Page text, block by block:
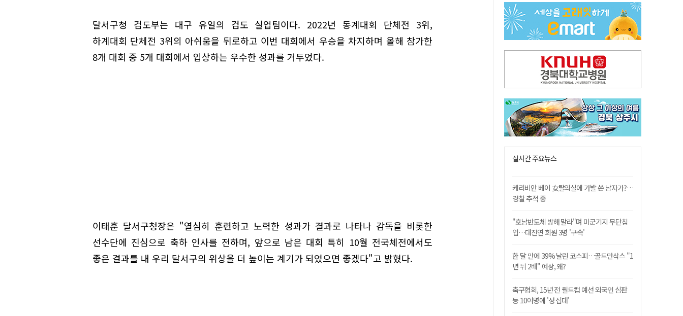
달서구청 검도부는 대구 유일의 검도 실업팀이다. 2022년 동계대회 단체전 3위,
하계대회 단체전 3위의 아쉬움을 뒤로하고 이번 대회에서 우승을 차지하며 올해 참가한
8개 대회 중 5개 대회에서 입상하는 우수한 성과를 거두었다.
이태훈 달서구청장은 "열심히 훈련하고 노력한 성과가 결과로 나타나 감독을 비롯한
선수단에 진심으로 축하 인사를 전하며, 앞으로 남은 대회 특히 10월 전국체전에서도
좋은 결과를 내 우리 달서구의 위상을 더 높이는 계기가 되었으면 좋겠다"고 밝혔다.
국민 51.9% "李 대통령 재판 재개 필요하다"
경북 영천시, 9월부터 11월까지 반값 여행 혜택 제공
아쉬운 태클
실시간 주요뉴스
케리비안 베이 女탈의실에 가발 쓴 남자가?…
경찰 추적 중
"호남반도체 방해 말라"며 미군기지 무단침
입…대진연 회원 3명 '구속'
한 달 만에 39% 날린 코스피…골드만삭스 "1
년 뒤 2배" 예상, 왜?
축구협회, 15년 전 월드컵 예선 외국인 심판
등 10여명에 '성 접대'